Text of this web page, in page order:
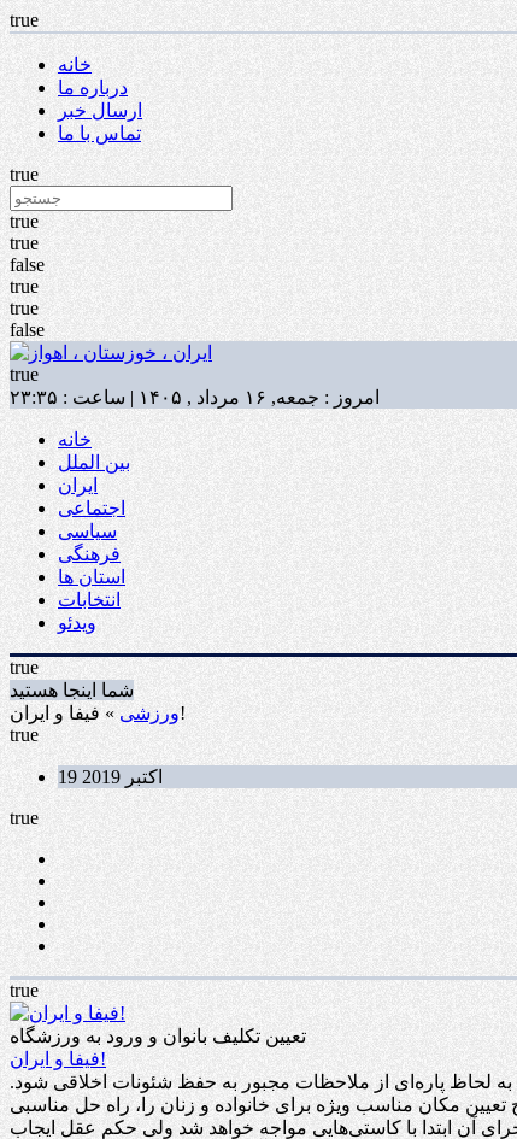
true
خانه
درباره ما
ارسال خبر
تماس با ما
true
true
true
false
true
true
false
true
امروز : جمعه, ۱۶ مرداد , ۱۴۰۵ | ساعت : ۲۳:۳۵
خانه
بین الملل
ایران
اجتماعی
سیاسی
فرهنگی
استان ها
انتخابات
ویدئو
true
شما اینجا هستید
ورزشی» فیفا و ایران!
true
19 اکتبر 2019
true
true
تعیین تکلیف بانوان و ورود به ورزشگاه
فیفا و ایران!
به لحاظ پاره‌ای از ملاحظات مجبور به حفظ شئونات اخلاقی شود.
مکان مناسب ویژه برای خانواده و زنان را، راه حل مناسبی
آن ابتدا با کاستی‌هایی مواجه خواهد شد ولی حکم عقل ایجاب